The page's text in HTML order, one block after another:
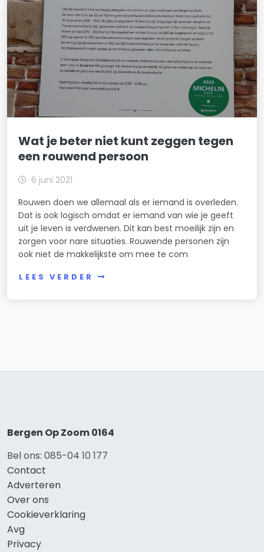
Wat je beter niet kunt zeggen tegen
een rouwend persoon
6 juni 2021
Rouwen doen we allemaal als er iemand is overleden.
Dat is ook logisch omdat er iemand van wie je geeft
uit je leven is verdwenen. Dit kan best moeilijk zijn en
zorgen voor nare situaties. Rouwende personen zijn
ook niet de makkelijkste om mee te com
LEES VERDER
Bergen Op Zoom 0164
Bel ons: 085-04 10 177
Contact
Adverteren
Over ons
Cookieverklaring
Avg
Privacy